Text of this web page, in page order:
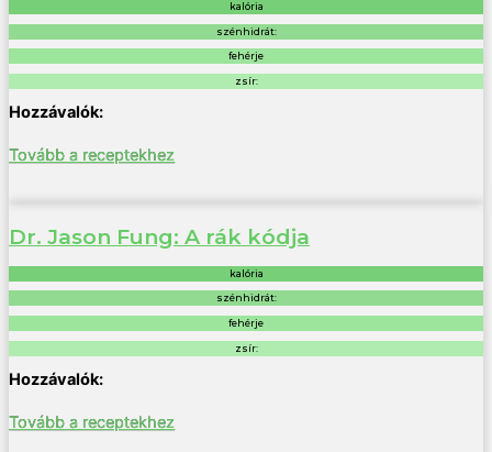
kalória
szénhidrát:
fehérje
zsír:
Tovább a receptekhez
Dr. Jason Fung: A rák kódja
kalória
szénhidrát:
fehérje
zsír:
Tovább a receptekhez